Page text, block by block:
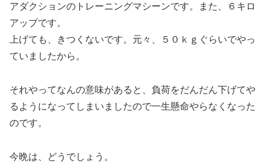
アダクションのトレーニングマシーンです。また、６キロ
アップです。
上げても、きつくないです。元々、５０ｋｇぐらいでやっ
ていましたから。
それやってなんの意味があると、負荷をだんだん下げてや
るようになってしまいましたので一生懸命やらなくなった
のです。
今晩は、どうでしょう。